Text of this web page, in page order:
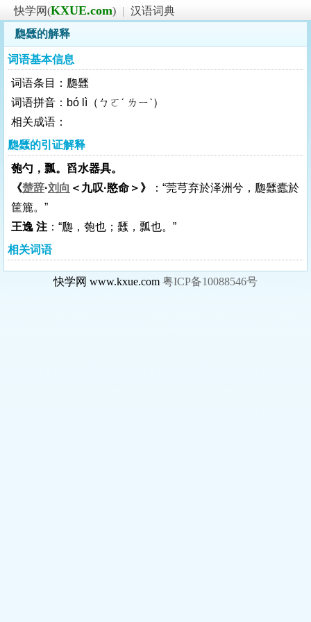
快学网(KXUE.com) | 汉语词典
瓟瓥的解释
词语基本信息
词语条目：瓟瓥
词语拼音：bó lì（ㄅㄛˊ ㄌㄧˋ）
相关成语：
瓟瓥的引证解释
匏勺，瓢。舀水器具。
《楚辞·刘向 ＜九叹·愍命＞》
：“莞芎弃於泽洲兮，瓟瓥蠹於
筐簏。”
王逸 注 ：“瓟，匏也；瓥，瓢也。”
相关词语
快学网 www.kxue.com 粤ICP备10088546号